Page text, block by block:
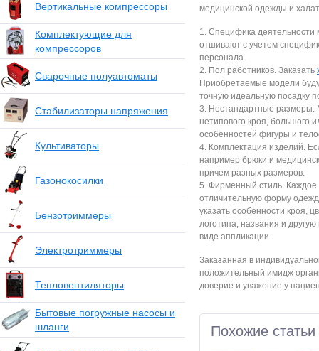
Вертикальные компрессоры
Комплектующие для
компрессоров
Сварочные полуавтоматы
Стабилизаторы напряжения
Культиваторы
Газонокосилки
Бензотриммеры
Электротриммеры
Тепловентиляторы
Бытовые погружные насосы и
шланги
медицинской одежды и
1. Специфика деятельности
отшивают с учетом
персонала.
2. Пол работников. Заказать
Приобретаемые модели
точную идеальную посадку
3. Нестандартные размеры.
нетипового кроя, большого
особенностей фигуры и
4. Комплектация изделий.
например брюки и
причем разных размеров.
5. Фирменный стиль.
отличительную форму
указать особенности кроя,
логотипа, названия и
виде аппликации.
Заказанная в
положительный имидж
доверие и уважение у
Похожие статьи